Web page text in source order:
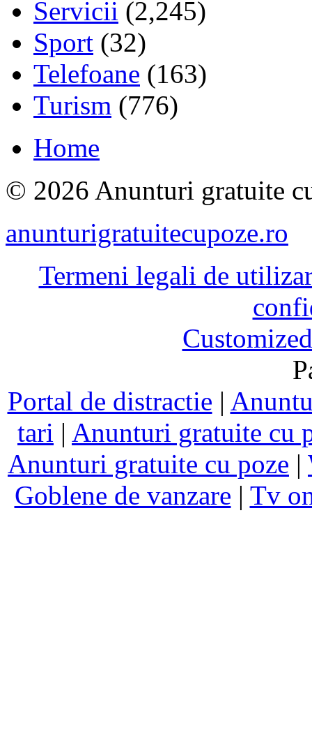
Servicii (2,245)
Sport (32)
Telefoane (163)
Turism (776)
Home
© 2026 Anunturi gratuite
anunturigratuitecupoze.ro
Termeni legali de
Portal de distractie |
tari | Anunturi gratuite cu
Anunturi gratuite cu poze |
Goblene de vanzare | Tv